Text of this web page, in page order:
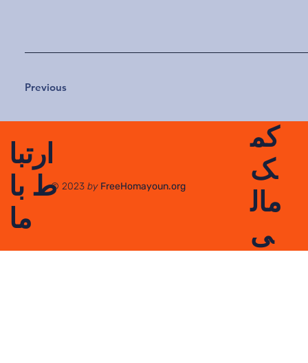
Previous
ارتبا
ط با
ما
کم
ک
مال
ی
© 2023by FreeHomayoun.org